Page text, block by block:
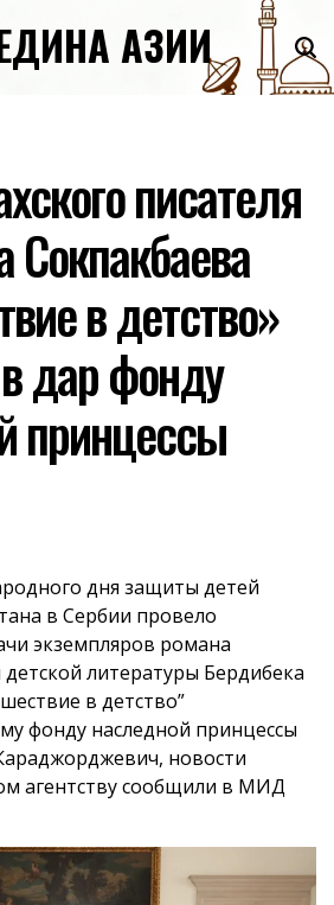
АЗИИ
писателя
Сокпакбаева
в детство»
дар фонду
принцессы
дня защиты детей
в Сербии провело
экземпляров романа
детской литературы Бердибека
в детство”
фонду наследной принцессы
новости
агентству сообщили в МИД